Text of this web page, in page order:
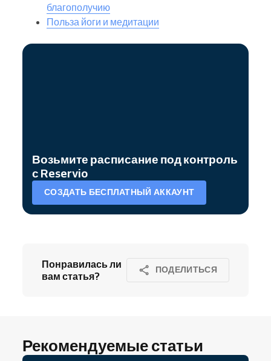
благополучию
Польза йоги и медитации
Возьмите расписание под контроль
с Reservio
СОЗДАТЬ БЕСПЛАТНЫЙ АККАУНТ
Понравилась ли
вам статья?
ПОДЕЛИТЬСЯ
Рекомендуемые статьи